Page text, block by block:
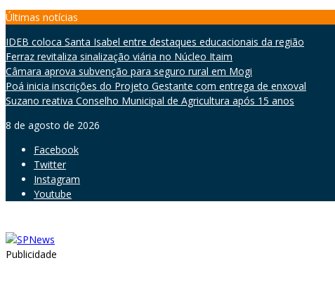
Skip
content
Últimas notícias
IDEB coloca Santa Isabel entre destaques educacionais da região
Ferraz revitaliza sinalização viária no Núcleo Itaim
Câmara aprova subvenção para seguro rural em Mogi
Poá inicia inscrições do Projeto Gestante com entrega de enxoval
Suzano reativa Conselho Municipal de Agricultura após 15 anos
8 de agosto de 2026
Facebook
Twitter
Instagram
Youtube
Publicidade